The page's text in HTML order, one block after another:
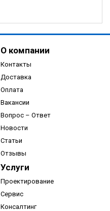
О компании
Контакты
Доставка
Оплата
Вакансии
Вопрос – Ответ
Новости
Статьи
Отзывы
Услуги
Проектирование
Сервис
Консалтинг